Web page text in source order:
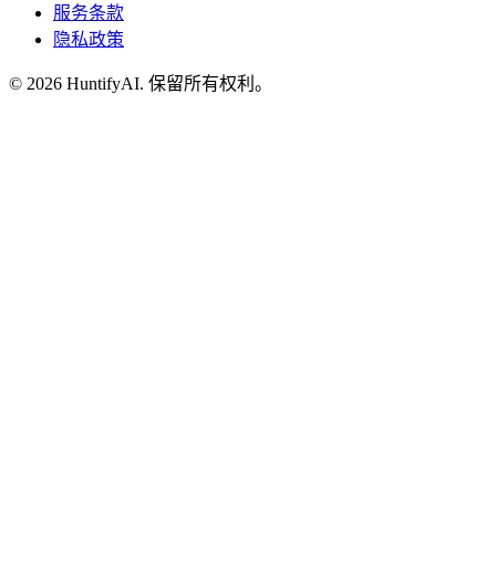
服务条款
隐私政策
© 2026 HuntifyAI. 保留所有权利。